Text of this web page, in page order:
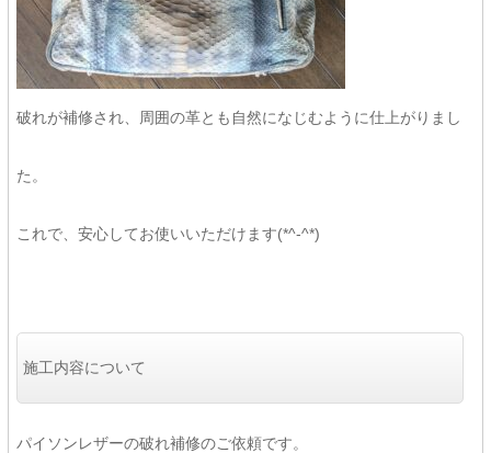
破れが補修され、周囲の革とも自然になじむように仕上がりまし
た。
これで、安心してお使いいただけます(*^-^*)
施工内容について
パイソンレザーの破れ補修のご依頼です。